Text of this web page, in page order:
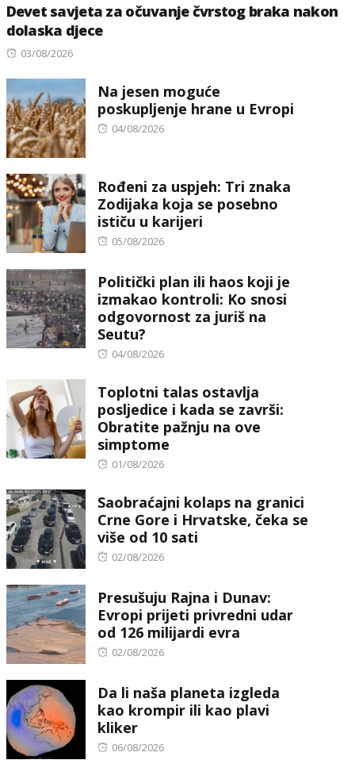
Devet savjeta za očuvanje čvrstog braka nakon
dolaska djece
Posted
03/08/2026
Na jesen moguće
poskupljenje hrane u Evropi
Posted
04/08/2026
Rođeni za uspjeh: Tri znaka
Zodijaka koja se posebno
ističu u karijeri
Posted
05/08/2026
Politički plan ili haos koji je
izmakao kontroli: Ko snosi
odgovornost za juriš na
Seutu?
Posted
04/08/2026
Toplotni talas ostavlja
posljedice i kada se završi:
Obratite pažnju na ove
simptome
Posted
01/08/2026
Saobraćajni kolaps na granici
Crne Gore i Hrvatske, čeka se
više od 10 sati
Posted
02/08/2026
Presušuju Rajna i Dunav:
Evropi prijeti privredni udar
od 126 milijardi evra
Posted
02/08/2026
Da li naša planeta izgleda
kao krompir ili kao plavi
kliker
Posted
06/08/2026